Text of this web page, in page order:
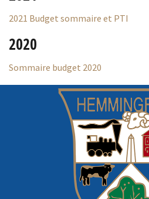
2021 Budget sommaire et PTI
2020
Sommaire budget 2020